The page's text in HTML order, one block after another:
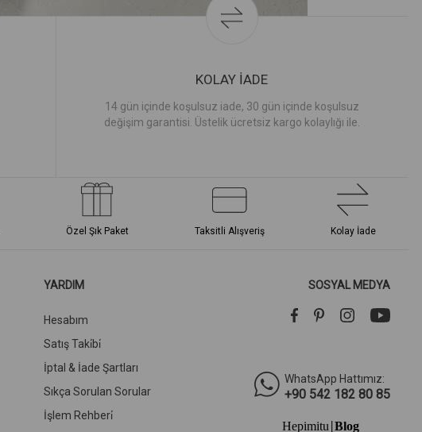
KOLAY İADE
14 gün içinde koşulsuz iade, 30 gün içinde koşulsuz
değişim garantisi. Üstelik ücretsiz kargo kolaylığı ile.
Özel Şık Paket Taksitli Alışveriş Kolay İade
YARDIM
Hesabım
Satış Taki̇bi̇
İptal & İade Şartları
Sıkça Sorulan Sorular
İşlem Rehberi̇
SOSYAL MEDYA
WhatsApp Hattımız:
+90 542 182 80 85
Hepimitu| Blog